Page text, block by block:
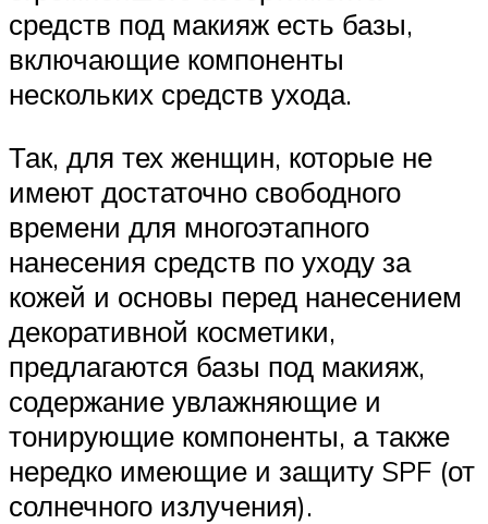
средств под макияж есть базы,
включающие компоненты
нескольких средств ухода.
Так, для тех женщин, которые не
имеют достаточно свободного
времени для многоэтапного
нанесения средств по уходу за
кожей и основы перед нанесением
декоративной косметики,
предлагаются базы под макияж,
содержание увлажняющие и
тонирующие компоненты, а также
нередко имеющие и защиту SPF (от
солнечного излучения).